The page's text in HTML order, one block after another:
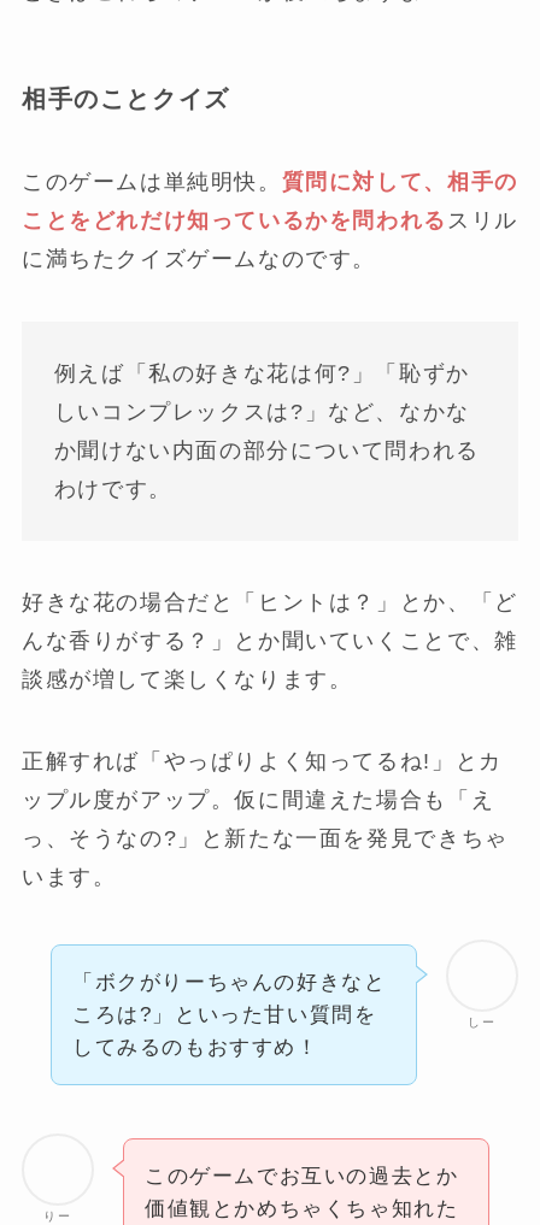
相手のことクイズ
このゲームは単純明快。 質問に対して、相手の
ことをどれだけ知っているかを問われる スリル
に満ちたクイズゲームなのです。
例えば「私の好きな花は何?」「恥ずか
しいコンプレックスは?」など、なかな
か聞けない内面の部分について問われる
わけです。
好きな花の場合だと「ヒントは？」とか、「ど
んな香りがする？」とか聞いていくことで、雑
談感が増して楽しくなります。
正解すれば「やっぱりよく知ってるね!」とカ
ップル度がアップ。仮に間違えた場合も「え
っ、そうなの?」と新たな一面を発見できちゃ
います。
しー
「ボクがりーちゃんの好きなと
ころは?」といった甘い質問を
してみるのもおすすめ！
りー
このゲームでお互いの過去とか
価値観とかめちゃくちゃ知れた